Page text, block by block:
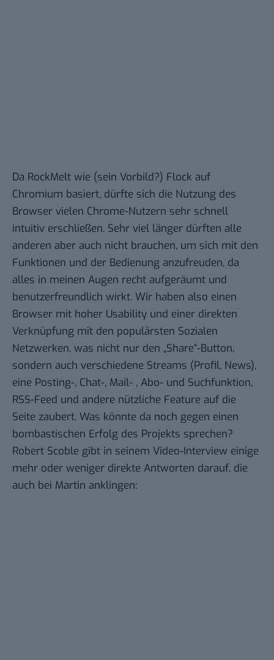
Da RockMelt wie (sein Vorbild?) Flock auf
Chromium basiert, dürfte sich die Nutzung des
Browser vielen Chrome-Nutzern sehr schnell
intuitiv erschließen. Sehr viel länger dürften alle
anderen aber auch nicht brauchen, um sich mit den
Funktionen und der Bedienung anzufreuden, da
alles in meinen Augen recht aufgeräumt und
benutzerfreundlich wirkt. Wir haben also einen
Browser mit hoher Usability und einer direkten
Verknüpfung mit den populärsten Sozialen
Netzwerken, was nicht nur den „Share“-Button,
sondern auch verschiedene Streams (Profil, News),
eine Posting-, Chat-, Mail- , Abo- und Suchfunktion,
RSS-Feed und andere nützliche Feature auf die
Seite zaubert. Was könnte da noch gegen einen
bombastischen Erfolg des Projekts sprechen?
Robert Scoble gibt in seinem Video-Interview einige
mehr oder weniger direkte Antworten darauf, die
auch bei Martin anklingen: